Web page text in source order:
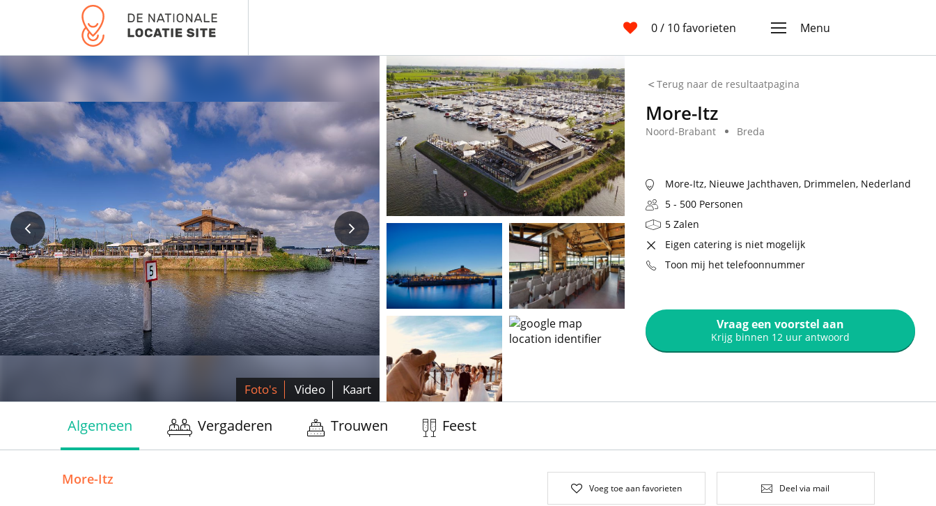
0/ 10 favorieten Menu
Foto's Video Kaart
Terug naar de resultaatpagina
More-Itz
Noord-Brabant Breda
More-Itz, Nieuwe Jachthaven, Drimmelen, Nederland
5 - 500 Personen
5 Zalen
Eigen catering is niet mogelijk
Toon mij het telefoonnummer
Vraag een voorstel aan
Krijg binnen 12 uur antwoord
Algemeen Vergaderen Trouwen Feest
More-Itz
Voeg toe aan favorieten Deel via mail